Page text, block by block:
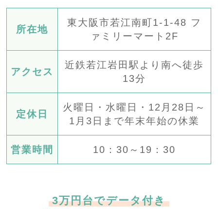
所在地
東大阪市若江南町1-1-48 フ
ァミリーマート2F
アクセス
近鉄若江岩田駅より南へ徒歩
13分
定休日
火曜日・水曜日・12月28日～
1月3日まで年末年始の休業
営業時間 10：30～19：30
3万円台でデータ付き